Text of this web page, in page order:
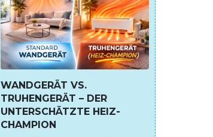
WANDGERÄT VS.
TRUHENGERÄT – DER
UNTERSCHÄTZTE HEIZ-
CHAMPION